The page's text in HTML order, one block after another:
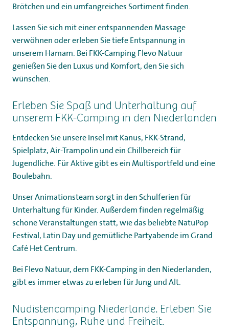
Brötchen und ein umfangreiches Sortiment finden.
Lassen Sie sich mit einer entspannenden Massage
verwöhnen oder erleben Sie tiefe Entspannung in
unserem Hamam. Bei FKK-Camping Flevo Natuur
genießen Sie den Luxus und Komfort, den Sie sich
wünschen.
Erleben Sie Spaß und Unterhaltung auf
unserem FKK-Camping in den Niederlanden
Entdecken Sie unsere Insel mit Kanus, FKK-Strand,
Spielplatz, Air-Trampolin und ein Chillbereich für
Jugendliche. Für Aktive gibt es ein Multisportfeld und eine
Boulebahn.
Unser Animationsteam sorgt in den Schulferien für
Unterhaltung für Kinder. Außerdem finden regelmäßig
schöne Veranstaltungen statt, wie das beliebte NatuPop
Festival, Latin Day und gemütliche Partyabende im Grand
Café Het Centrum.
Bei Flevo Natuur, dem FKK-Camping in den Niederlanden,
gibt es immer etwas zu erleben für Jung und Alt.
Nudistencamping Niederlande. Erleben Sie
Entspannung, Ruhe und Freiheit.